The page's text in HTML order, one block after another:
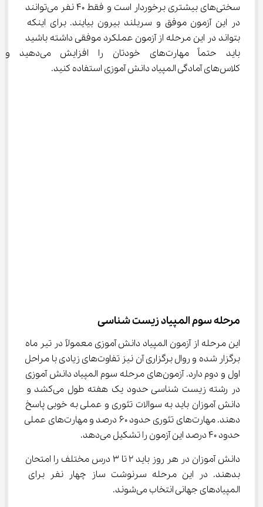
سختی‌های بیشتری برخوردار است و فقط ۴۰ نفر می‌توانند
در این آزمون موفق و سربلند بیرون بیایند. برای اینکه
بتواند در این مرحله از آزمون عملکرد موفقی داشته باشید
باید حتماً مهارت‌های خودتان را
کلاس‌های آمادگی المپیاد دانش آموزی استفاده کنید.
مرحله سوم المپیاد زیست شناسی
این مرحله از آزمون المپیاد دانش آموزی معمولاً در تیر ماه
برگزار شده و روال برگزاری آن نیز تفاوت‌های زیادی با مراحل
اول و دوم دارد. آزمون‌های مرحله سوم المپیاد دانش آموزی
در رشته زیست شناسی حدود یک هفته طول می‌کشد و
دانش آموزان باید به سوالات تئوری و عملی به خوبی پاسخ
دهند. مهارت‌های تئوری حدود ۶۰ درصد و مهارت‌های عملی
حدود ۴۰ درصد این آزمون را تشکیل می‌دهد.
دانش آموزان در هر روز باید ۲ تا ۳ درس مختلف را امتحان
بدهند. در این مرحله سرنوشت ساز چهار نفر برای
المپیادهای جهانی انتخاب می‌شوند.